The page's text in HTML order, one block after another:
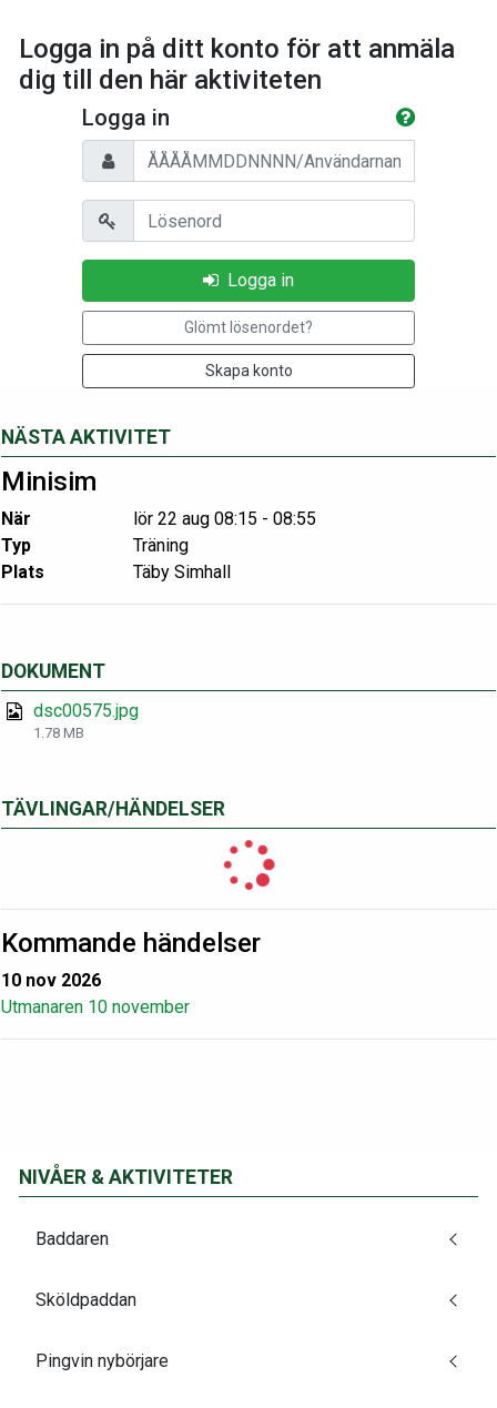
NÄSTA AKTIVITET
Minisim
När
lör 22 aug 08:15 - 08:55
Typ
Träning
Plats
Täby Simhall
DOKUMENT
dsc00575.jpg
1.78 MB
TÄVLINGAR/HÄNDELSER
Kommande händelser
10 nov 2026
Utmanaren 10 november
Logga in på ditt konto för att anmäla
dig till den här aktiviteten
Logga in
Personnummer/Användarnamn
Lösenord
Logga in
Glömt lösenordet?
Skapa konto
NIVÅER & AKTIVITETER
Baddaren
Sköldpaddan
Pingvin nybörjare